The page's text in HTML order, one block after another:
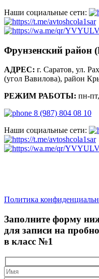
Наши социальные сети:
Фрунзенский
АДРЕС: г. Саратов, ул.
(угол Вавилова), район
РЕЖИМ РАБОТЫ: пн-
8 (987) 804 08 10
Наши социальные сети:
Политика
Заполните форму
для записи на
в класс №1